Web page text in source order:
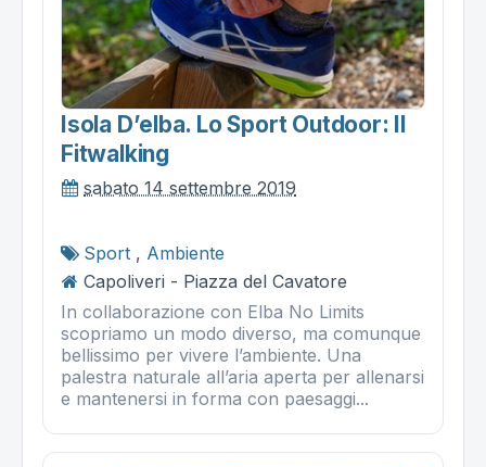
Isola D’elba. Lo Sport Outdoor: Il
Fitwalking
sabato 14 settembre 2019
Sport , Ambiente
Capoliveri - Piazza del Cavatore
In collaborazione con Elba No Limits
scopriamo un modo diverso, ma comunque
bellissimo per vivere l’ambiente. Una
palestra naturale all’aria aperta per allenarsi
e mantenersi in forma con paesaggi...